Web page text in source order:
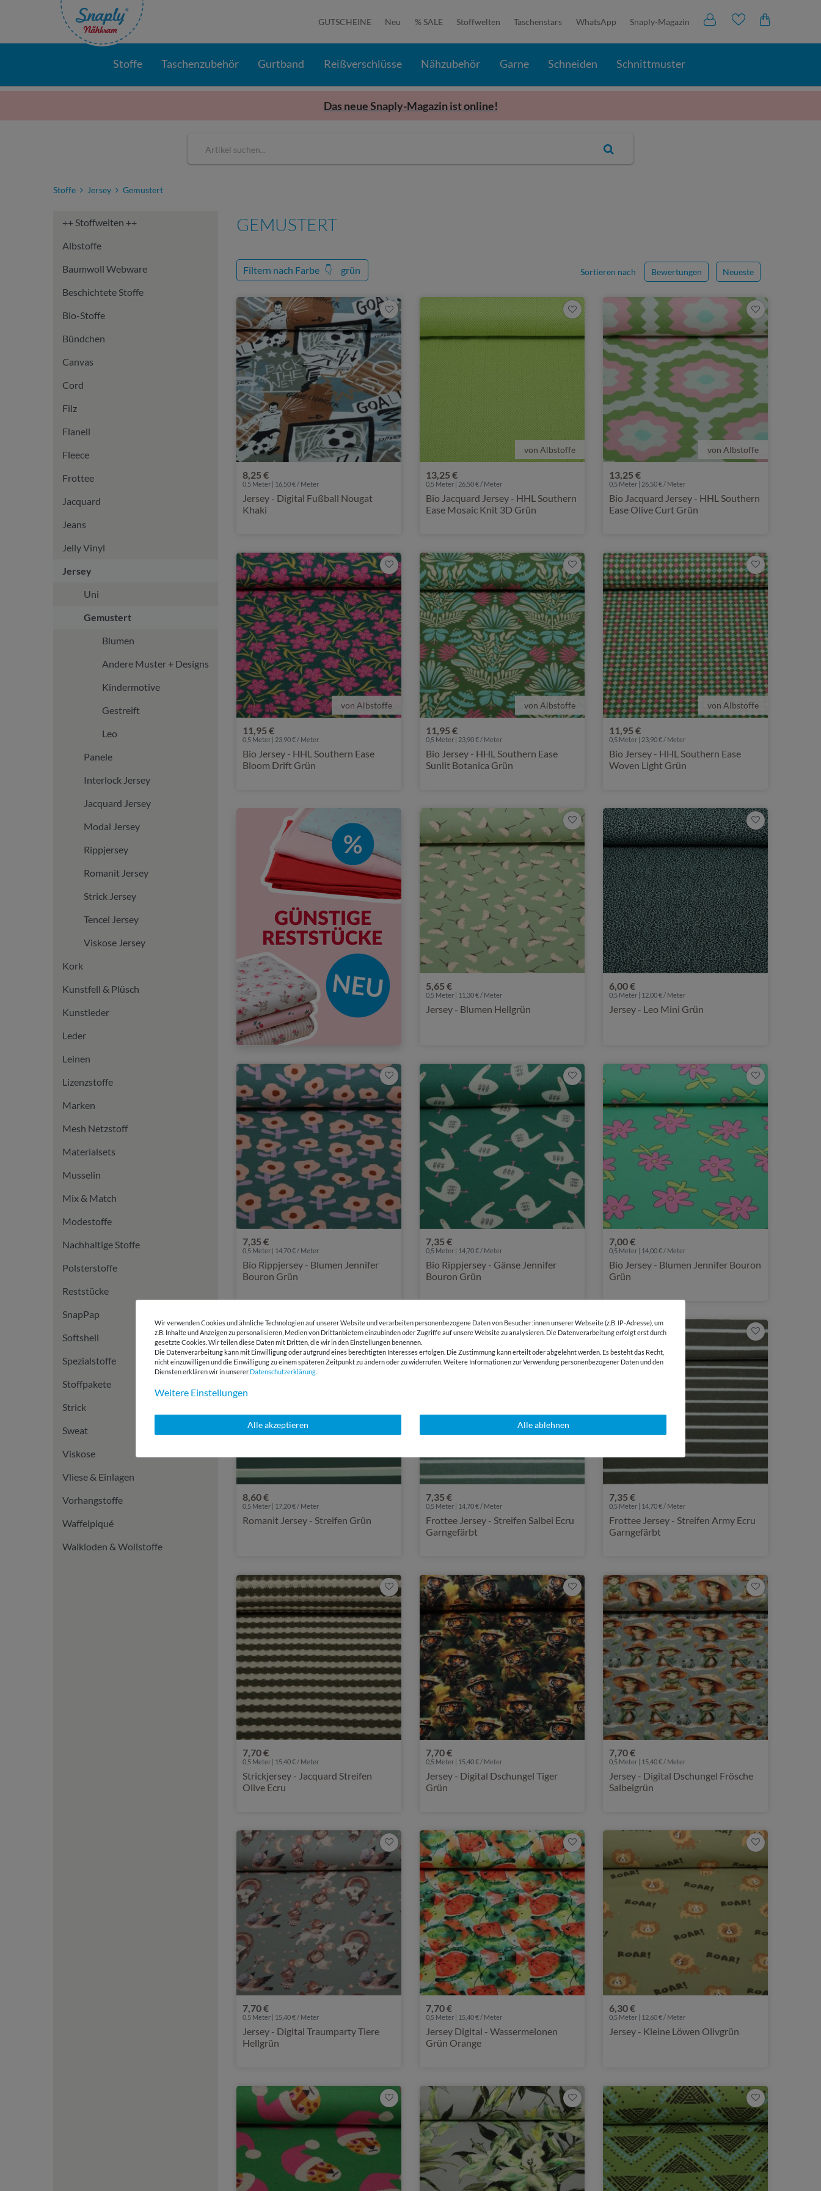
GUTSCHEINE Neu % SALE Stoffwelten Taschenstars WhatsApp Snaply-Magazin
Stoffe Taschenzubehör Gurtband Reißverschlüsse Nähzubehör Garne Schneiden Schnittmuster
Das neue Snaply-Magazin ist online!
Stoffe Jersey Gemustert
++ Stoffwelten ++
Albstoffe
Baumwoll Webware
Beschichtete Stoffe
Bio-Stoffe
Bündchen
Canvas
Cord
Filz
Flanell
Fleece
Frottee
Jacquard
Jeans
Jelly Vinyl
Jersey
Uni
Gemustert
Blumen
Andere Muster + Designs
Kindermotive
Gestreift
Leo
Panele
Interlock Jersey
Jacquard Jersey
Modal Jersey
Rippjersey
Romanit Jersey
Strick Jersey
Tencel Jersey
Viskose Jersey
Kork
Kunstfell & Plüsch
Kunstleder
Leder
Leinen
Lizenzstoffe
Marken
Mesh Netzstoff
Materialsets
Musselin
Mix & Match
Modestoffe
Nachhaltige Stoffe
Polsterstoffe
Reststücke
SnapPap
Softshell
Spezialstoffe
Stoffpakete
Strick
Sweat
Viskose
Vliese & Einlagen
Vorhangstoffe
Waffelpiqué
Walkloden & Wollstoffe
GEMUSTERT
Filtern nach Farbe 👇 grün Sortieren nach Bewertungen Neueste
8,25 €
0,5 Meter | 16,50 € / Meter
Jersey - Digital Fußball Nougat
Khaki
von Albstoffe
13,25 €
0,5 Meter | 26,50 € / Meter
Bio Jacquard Jersey - HHL Southern
Ease Mosaic Knit 3D Grün
von Albstoffe
13,25 €
0,5 Meter | 26,50 € / Meter
Bio Jacquard Jersey - HHL Southern
Ease Olive Curt Grün
von Albstoffe
11,95 €
0,5 Meter | 23,90 € / Meter
Bio Jersey - HHL Southern Ease
Bloom Drift Grün
von Albstoffe
11,95 €
0,5 Meter | 23,90 € / Meter
Bio Jersey - HHL Southern Ease
Sunlit Botanica Grün
von Albstoffe
11,95 €
0,5 Meter | 23,90 € / Meter
Bio Jersey - HHL Southern Ease
Woven Light Grün
5,65 €
0,5 Meter | 11,30 € / Meter
Jersey - Blumen Hellgrün
6,00 €
0,5 Meter | 12,00 € / Meter
Jersey - Leo Mini Grün
7,35 €
0,5 Meter | 14,70 € / Meter
Bio Rippjersey - Blumen Jennifer
Bouron Grün
7,35 €
0,5 Meter | 14,70 € / Meter
Bio Rippjersey - Gänse Jennifer
Bouron Grün
7,00 €
0,5 Meter | 14,00 € / Meter
Bio Jersey - Blumen Jennifer Bouron
Grün
8,60 €
0,5 Meter | 17,20 € / Meter
Romanit Jersey - Streifen Grün
7,35 €
0,5 Meter | 14,70 € / Meter
Frottee Jersey - Streifen Salbei Ecru
Garngefärbt
7,35 €
0,5 Meter | 14,70 € / Meter
Frottee Jersey - Streifen Army Ecru
Garngefärbt
7,70 €
0,5 Meter | 15,40 € / Meter
Strickjersey - Jacquard Streifen
Olive Ecru
7,70 €
0,5 Meter | 15,40 € / Meter
Jersey - Digital Dschungel Tiger
Grün
7,70 €
0,5 Meter | 15,40 € / Meter
Jersey - Digital Dschungel Frösche
Salbeigrün
7,70 €
0,5 Meter | 15,40 € / Meter
Jersey - Digital Traumparty Tiere
Hellgrün
7,70 €
0,5 Meter | 15,40 € / Meter
Jersey Digital - Wassermelonen
Grün Orange
6,30 €
0,5 Meter | 12,60 € / Meter
Jersey - Kleine Löwen Olivgrün
Wir verwenden Cookies und ähnliche Technologien auf unserer Website und verarbeiten personenbezogene Daten von Besucher:innen unserer Webseite (z.B. IP-Adresse), um
z.B. Inhalte und Anzeigen zu personalisieren, Medien von Drittanbietern einzubinden oder Zugriffe auf unsere Website zu analysieren. Die Datenverarbeitung erfolgt erst durch
gesetzte Cookies. Wir teilen diese Daten mit Dritten, die wir in den Einstellungen benennen.
Die Datenverarbeitung kann mit Einwilligung oder aufgrund eines berechtigten Interesses erfolgen. Die Zustimmung kann erteilt oder abgelehnt werden. Es besteht das Recht,
nicht einzuwilligen und die Einwilligung zu einem späteren Zeitpunkt zu ändern oder zu widerrufen. Weitere Informationen zur Verwendung personenbezogener Daten und den
Diensten erklären wir in unserer Daten­schutz­erklärung
Weitere Einstellungen
Alle akzeptieren Alle ablehnen